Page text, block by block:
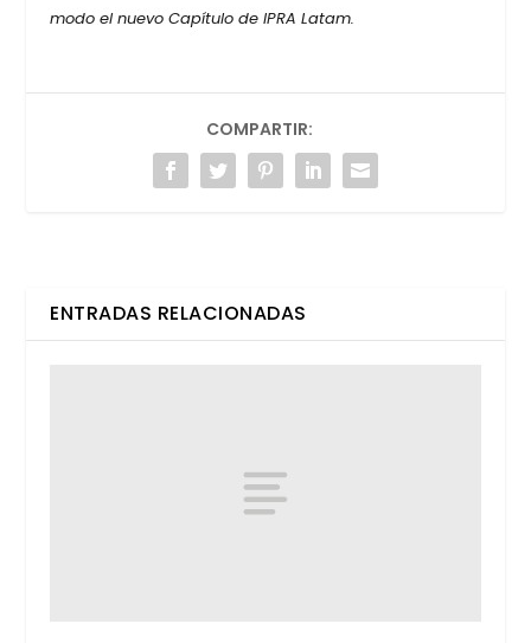
modo el nue­vo Capí­tu­lo de IPRA Latam.
COMPARTIR:
ENTRADAS RELACIONADAS